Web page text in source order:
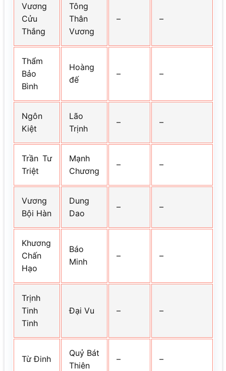
Vương
Cửu
Thắng
Tông
Thân
Vương
– –
Thẩm
Bảo
Bình
Hoàng
đế
– –
Ngôn
Kiệt
Lão
Trịnh
– –
Trần Tư
Triệt
Mạnh
Chương
– –
Vương
Bội Hàn
Dung
Dao
– –
Khương
Chấn
Hạo
Báo
Minh
– –
Trịnh
Tinh
Tinh
Đại Vu – –
Từ Đinh
Quỷ Bát
Thiên
– –